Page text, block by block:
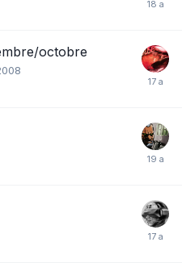
octobre